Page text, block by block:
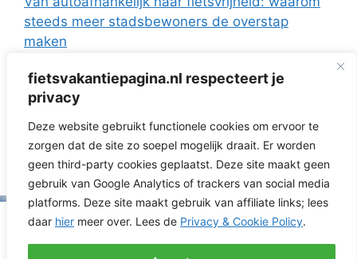
fietsvakantiepagina.nl respecteert je
privacy
Deze website gebruikt functionele cookies om ervoor te
zorgen dat de site zo soepel mogelijk draait. Er worden
geen third-party cookies geplaatst. Deze site maakt geen
gebruik van Google Analytics of trackers van social media
platforms. Deze site maakt gebruik van affiliate links; lees
daar hier meer over. Lees de Privacy & Cookie Policy.
steeds meer stadsbewoners de overstap
maken
Fietsen in Frankrijk: drie regio’s die ideaal zijn
Fietsvakantie zonder te verkassen: 3 topregio’s
voor dagtochten vanuit je huisje
© 2026 Fietsvakantiepagina.nl | RNG Media | KVK